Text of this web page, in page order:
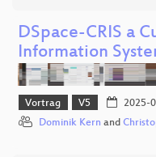
DSpace-CRIS a
Information
Vortrag V5 2025-
Dominik Kern and